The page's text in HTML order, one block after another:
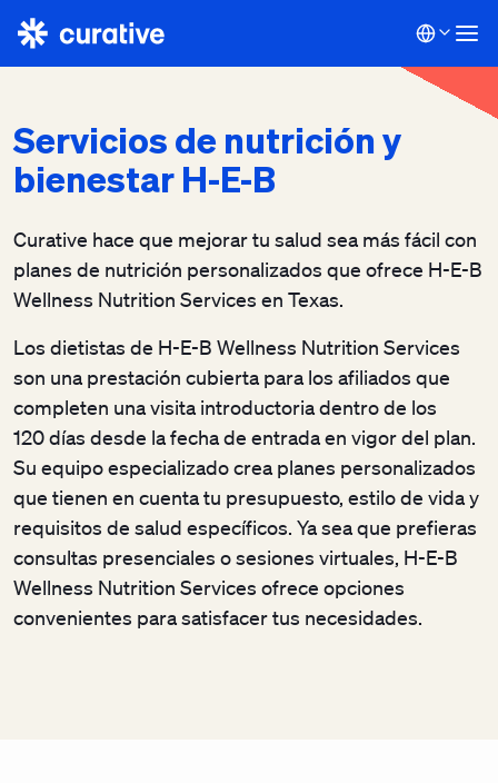
Servicios de nutrición y
bienestar H-E-B
Curative hace que mejorar tu salud sea más fácil con
planes de nutrición personalizados que ofrece H-E-B
Wellness Nutrition Services en Texas.
Los dietistas de H-E-B Wellness Nutrition Services
son una prestación cubierta para los afiliados que
completen una visita introductoria dentro de los
120 días desde la fecha de entrada en vigor del plan.
Su equipo especializado crea planes personalizados
que tienen en cuenta tu presupuesto, estilo de vida y
requisitos de salud específicos. Ya sea que prefieras
consultas presenciales o sesiones virtuales, H-E-B
Wellness Nutrition Services ofrece opciones
convenientes para satisfacer tus necesidades.